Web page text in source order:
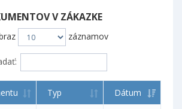
V ZÁKAZKE
záznamov
Typ
Dátum